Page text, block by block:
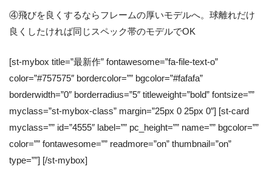
④飛びを良くするならフレームの厚いモデルへ。球離れだけ
良くしたければ同じスペック帯のモデルでOK
[st-mybox title=”最新作” fontawesome=”fa-file-text-o”
color=”#757575″ bordercolor=”” bgcolor=”#fafafa”
borderwidth=”0″ borderradius=”5″ titleweight=”bold” fontsize=””
myclass=”st-mybox-class” margin=”25px 0 25px 0″] [st-card
myclass=”” id=”4555″ label=”” pc_height=”” name=”” bgcolor=””
color=”” fontawesome=”” readmore=”on” thumbnail=”on”
type=””] [/st-mybox]